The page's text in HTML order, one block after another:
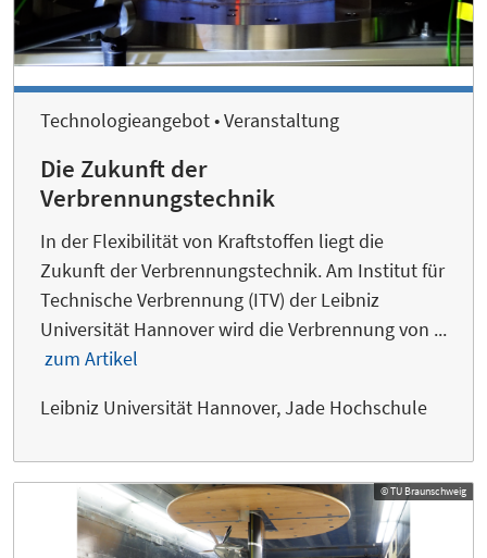
Technologieangebot • Veranstaltung
Die Zukunft der
Verbrennungstechnik
In der Flexibilität von Kraftstoffen liegt die
Zukunft der Verbrennungstechnik. Am Institut für
Technische Verbrennung (ITV) der Leibniz
Universität Hannover wird die Verbrennung von ...
zum Artikel
Leibniz Universität Hannover, Jade Hochschule
© TU Braunschweig